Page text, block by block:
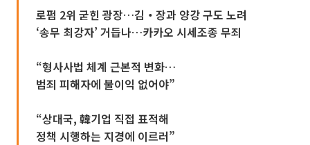
로펌 2위 굳힌 광장…김‧장과 양강 구도 노려
‘송무 최강자’ 거듭나…카카오 시세조종 무죄
“형사사법 체계 근본적 변화…
범죄 피해자에 불이익 없어야”
“상대국, 韓기업 직접 표적해
정책 시행하는 지경에 이르러”